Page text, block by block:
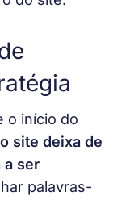
o início do
site deixa de
a ser
palavras-